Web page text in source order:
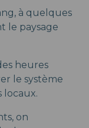
à quelques
le paysage
heures
le système
locaux.
on